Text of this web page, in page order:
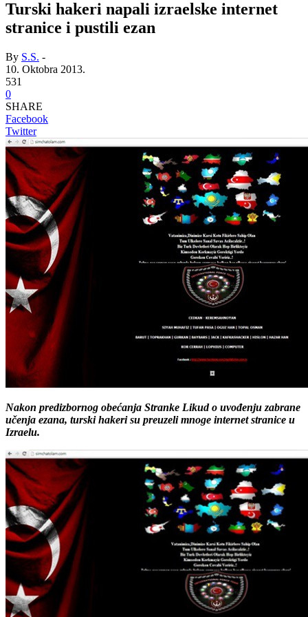
Turski hakeri napali izraelske internet
stranice i pustili ezan
By S.S. -
10. Oktobra 2013.
531
0
SHARE
Facebook
Twitter
Nakon predizbornog obećanja Stranke Likud o uvođenju zabrane
učenja ezana, turski hakeri su preuzeli mnoge internet stranice u
Izraelu.